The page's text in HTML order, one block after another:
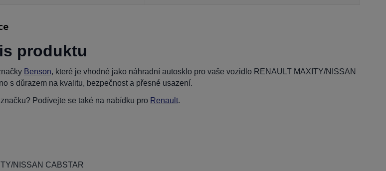
produktu
Benson, které je vhodné jako náhradní autosklo pro vaše vozidlo RENAULT MAXITY/NISSAN
s důrazem na kvalitu, bezpečnost a přesné usazení.
Podívejte se také na nabídku pro Renault.
NISSAN CABSTAR